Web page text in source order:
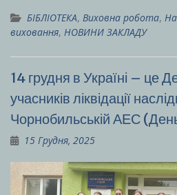
БІБЛІОТЕКА, Виховна робота,
виховання, НОВИНИ ЗАКЛАДУ
14 грудня в Україні – це
учасників ліквідації
Чорнобильській АЕС
15 Грудня, 2025